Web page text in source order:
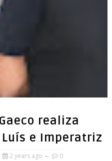
realiza
Luís e Imperatriz
2 years ago 0